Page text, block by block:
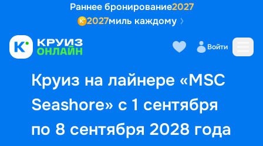
Раннее бронирование2027
2027миль каждому
Войти
Круиз на лайнере «MSC
Seashore» с 1 сентября
по 8 сентября 2028 года
Выбор кают Маршрут и